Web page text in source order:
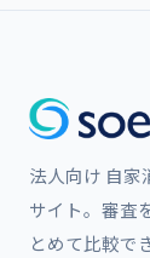
法人向け 自家
サイト。審査
とめて比較で